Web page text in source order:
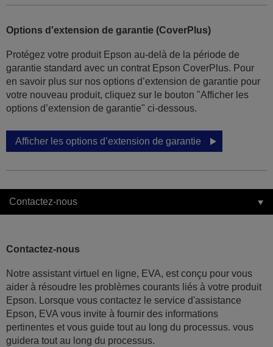
Options d'extension de garantie (CoverPlus)
Protégez votre produit Epson au-delà de la période de
garantie standard avec un contrat Epson CoverPlus. Pour
en savoir plus sur nos options d’extension de garantie pour
votre nouveau produit, cliquez sur le bouton "Afficher les
options d’extension de garantie" ci-dessous.
Afficher les options d’extension de garantie
Contactez-nous
Contactez-nous
Notre assistant virtuel en ligne, EVA, est conçu pour vous
aider à résoudre les problèmes courants liés à votre produit
Epson. Lorsque vous contactez le service d'assistance
Epson, EVA vous invite à fournir des informations
pertinentes et vous guide tout au long du processus. vous
guidera tout au long du processus.